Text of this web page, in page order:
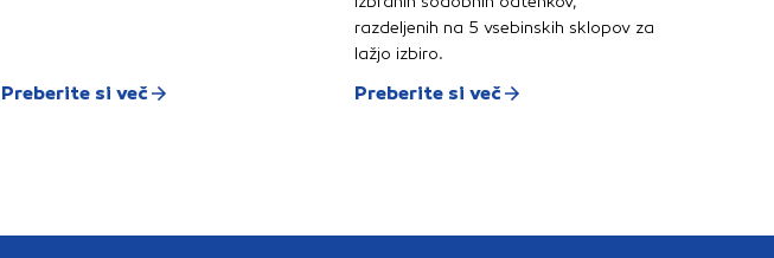
Preberite si več
razdeljenih na 5 vsebinskih sklopov za
lažjo izbiro.
Preberite si več